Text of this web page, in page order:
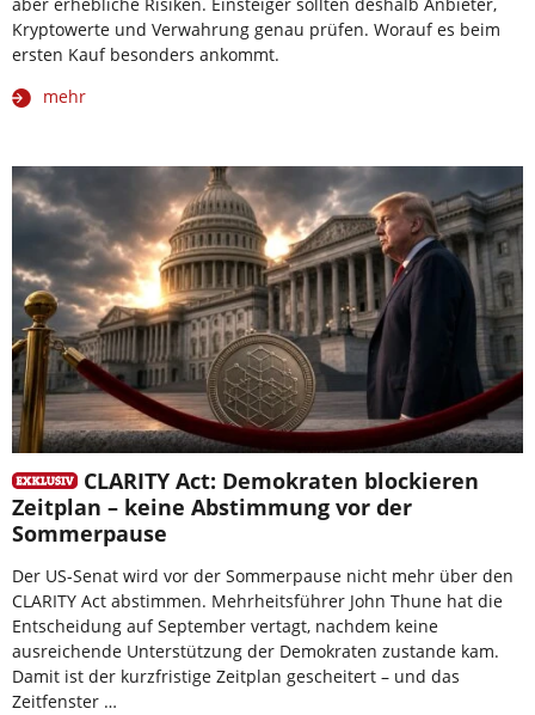
Kryptowerte und Verwahrung genau prüfen. Worauf es beim
ersten Kauf besonders ankommt.
mehr
CLARITY Act: Demokraten blockieren
Zeitplan – keine Abstimmung vor der
Sommerpause
Der US-Senat wird vor der Sommerpause nicht mehr über den
CLARITY Act abstimmen. Mehrheitsführer John Thune hat die
Entscheidung auf September vertagt, nachdem keine
ausreichende Unterstützung der Demokraten zustande kam.
Damit ist der kurzfristige Zeitplan gescheitert – und das
Zeitfenster …